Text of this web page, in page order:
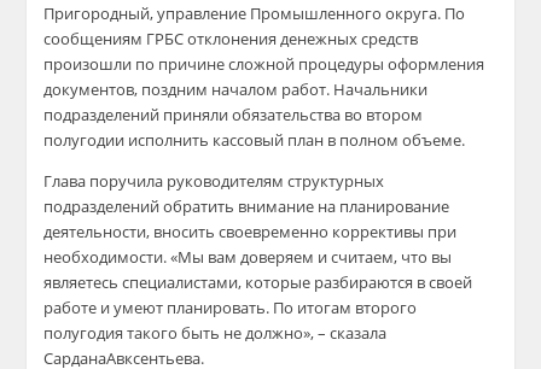
Пригородный, управление Промышленного округа. По
сообщениям ГРБС отклонения денежных средств
произошли по причине сложной процедуры оформления
документов, поздним началом работ. Начальники
подразделений приняли обязательства во втором
полугодии исполнить кассовый план в полном объеме.
Глава поручила руководителям структурных
подразделений обратить внимание на планирование
деятельности, вносить своевременно коррективы при
необходимости. «Мы вам доверяем и считаем, что вы
являетесь специалистами, которые разбираются в своей
работе и умеют планировать. По итогам второго
полугодия такого быть не должно», – сказала
СарданаАвксентьева.